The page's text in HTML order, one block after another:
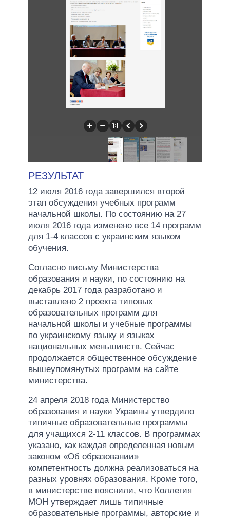
РЕЗУЛЬТАТ
12 июля 2016 года завершился второй
этап обсуждения учебных программ
начальной школы. По состоянию на 27
июля 2016 года изменено все 14 программ
для 1-4 классов с украинским языком
обучения.
Согласно письму Министерства
образования и науки, по состоянию на
декабрь 2017 года разработано и
выставлено 2 проекта типовых
образовательных программ для
начальной школы и учебные программы
по украинскому языку и языках
национальных меньшинств. Сейчас
продолжается общественное обсуждение
вышеупомянутых программ на сайте
министерства.
24 апреля 2018 года Министерство
образования и науки Украины утвердило
типичные образовательные программы
для учащихся 2-11 классов. В программах
указано, как каждая определенная новым
законом «Об образовании»
компетентность должна реализоваться на
разных уровнях образования. Кроме того,
в министерстве пояснили, что Коллегия
МОН утверждает лишь типичные
образовательные программы, авторские и